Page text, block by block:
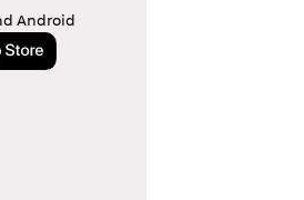
Android
App Store